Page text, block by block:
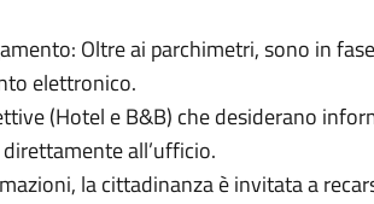
Oltre ai parchimetri, sono in
elettronico.
(Hotel e B&B) che desiderano
all’ufficio.
la cittadinanza è invitata a